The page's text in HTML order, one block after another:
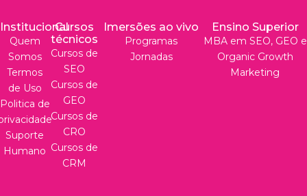
Institucional
Quem
Somos
Termos
de Uso
Politica de
Suporte
Humano
Cursos
técnicos
Cursos de
SEO
Cursos de
GEO
Cursos de
CRO
Cursos de
CRM
Imersões ao vivo
Programas
Jornadas
Ensino Superior
MBA em SEO, GEO e
Organic Growth
Marketing